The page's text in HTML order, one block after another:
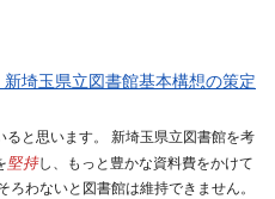
新埼玉県立図書館基本構想の策定
と思います。 新埼玉県立図書館を考
堅持し、もっと豊かな資料費をかけて
わないと図書館は維持できません。